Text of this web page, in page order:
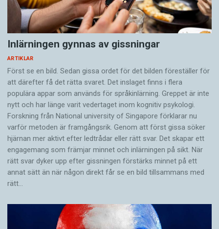
Inlärningen gynnas av gissningar
ARTIKLAR
Först se en bild. Sedan gissa ordet för det bilden föreställer för
att därefter få det rätta svaret. Det inslaget finns i flera
populära appar som används för språkinlärning. Greppet är inte
nytt och har länge varit vedertaget inom kognitiv psykologi.
Forskning från National university of Singa­pore förklarar nu
varför metoden är framgångsrik. Genom att först gissa ­söker
hjärnan mer aktivt ­efter ledtrådar eller rätt svar. Det skapar ett
engagemang som främjar minnet och inlärningen på sikt. När
rätt svar dyker upp efter gissningen förstärks minnet på ett
annat sätt än när någon direkt får se en bild tillsammans med
rätt…